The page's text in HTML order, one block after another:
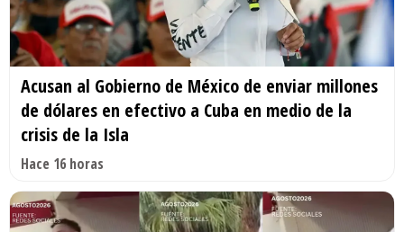
Acusan al Gobierno de México de enviar millones
de dólares en efectivo a Cuba en medio de la
crisis de la Isla
Hace 16 horas